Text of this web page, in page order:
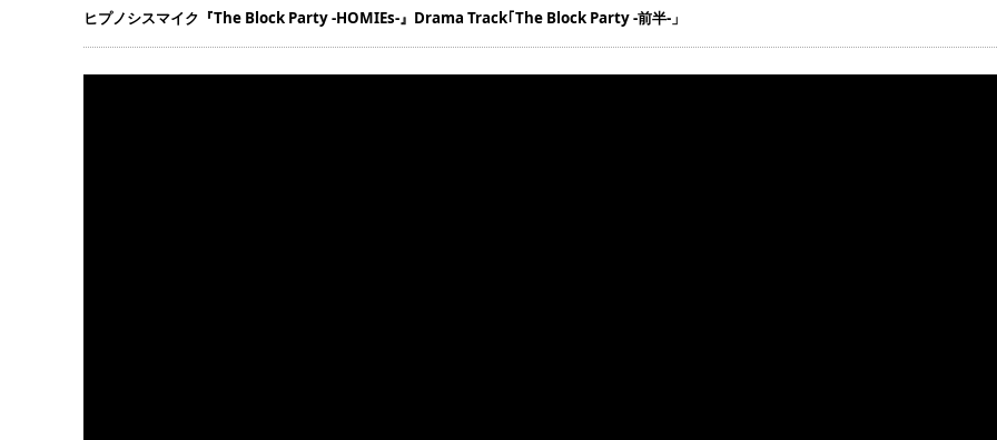
ヒプノシスマイク『The Block Party -HOMIEs-』Drama Track｢The Block Party -前半-」